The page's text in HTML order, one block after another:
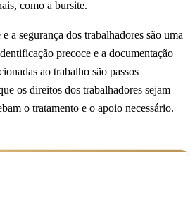
como a bursite.
a segurança dos trabalhadores são uma
precoce e a documentação
ao trabalho são passos
os direitos dos trabalhadores sejam
o tratamento e o apoio necessário.